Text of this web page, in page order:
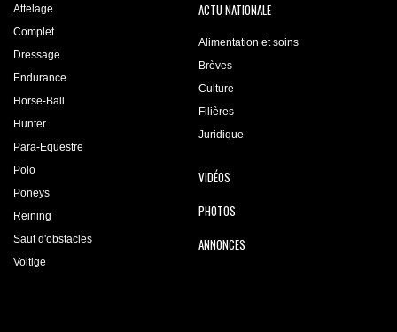
Attelage
Complet
Dressage
Endurance
Horse-Ball
Hunter
Para-Equestre
Polo
Poneys
Reining
Saut d'obstacles
Voltige
ACTU NATIONALE
Alimentation et soins
Brèves
Culture
Filières
Juridique
VIDÉOS
PHOTOS
ANNONCES